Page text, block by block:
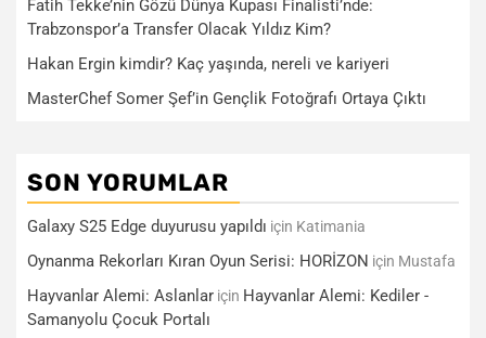
Fatih Tekke’nin Gözü Dünya Kupası Finalisti’nde:
Trabzonspor’a Transfer Olacak Yıldız Kim?
Hakan Ergin kimdir? Kaç yaşında, nereli ve kariyeri
MasterChef Somer Şef’in Gençlik Fotoğrafı Ortaya Çıktı
SON YORUMLAR
Galaxy S25 Edge duyurusu yapıldı için Katimania
Oynanma Rekorları Kıran Oyun Serisi: HORİZON için Mustafa
Hayvanlar Alemi: Aslanlar için Hayvanlar Alemi: Kediler -
Samanyolu Çocuk Portalı